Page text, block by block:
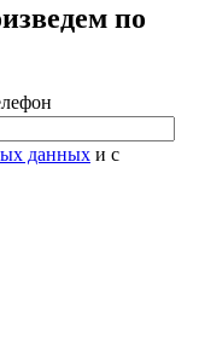
по
данных и с